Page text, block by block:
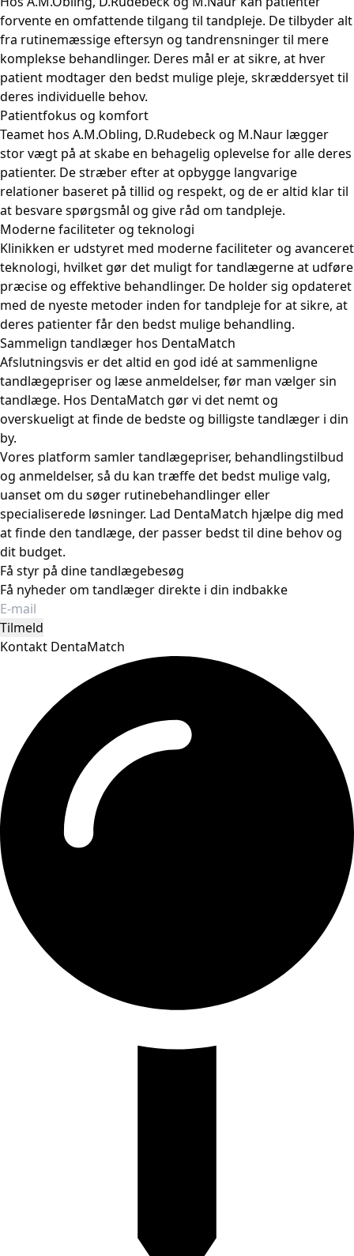
forvente en omfattende tilgang til tandpleje. De tilbyder alt
fra rutinemæssige eftersyn og tandrensninger til mere
komplekse behandlinger. Deres mål er at sikre, at hver
patient modtager den bedst mulige pleje, skræddersyet til
deres individuelle behov.
Patientfokus og komfort
Teamet hos A.M.Obling, D.Rudebeck og M.Naur lægger
stor vægt på at skabe en behagelig oplevelse for alle deres
patienter. De stræber efter at opbygge langvarige
relationer baseret på tillid og respekt, og de er altid klar til
at besvare spørgsmål og give råd om tandpleje.
Moderne faciliteter og teknologi
Klinikken er udstyret med moderne faciliteter og avanceret
teknologi, hvilket gør det muligt for tandlægerne at udføre
præcise og effektive behandlinger. De holder sig opdateret
med de nyeste metoder inden for tandpleje for at sikre, at
deres patienter får den bedst mulige behandling.
Sammelign tandlæger hos DentaMatch
Afslutningsvis er det altid en god idé at sammenligne
tandlægepriser og læse anmeldelser, før man vælger sin
tandlæge. Hos DentaMatch gør vi det nemt og
overskueligt at finde de bedste og billigste tandlæger i din
by.
Vores platform samler tandlægepriser, behandlingstilbud
og anmeldelser, så du kan træffe det bedst mulige valg,
uanset om du søger rutinebehandlinger eller
specialiserede løsninger. Lad DentaMatch hjælpe dig med
at finde den tandlæge, der passer bedst til dine behov og
dit budget.
Få styr på dine tandlægebesøg
Få nyheder om tandlæger direkte i din indbakke
Tilmeld
Kontakt DentaMatch